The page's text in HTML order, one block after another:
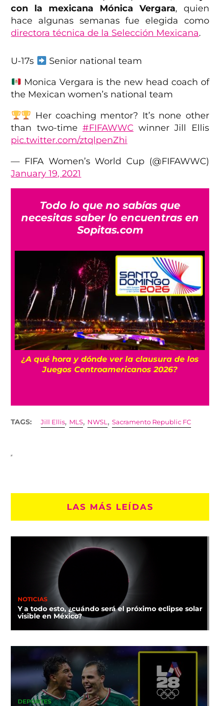
con la mexicana Mónica Vergara, quien
hace algunas semanas fue elegida como
directora técnica de la Selección Mexicana.
U-17s
Senior national team
Monica Vergara is the new head coach of
the Mexican women’s national team
Her coaching mentor? It’s none other
than two-time #FIFAWWC winner Jill Ellis
pic.twitter.com/ztqlpenZhi
— FIFA Women’s World Cup (@FIFAWWC)
January 19, 2021
Todo lo que no sabías que
necesitas saber lo encuentras en
Sopitas.com
¿A qué hora y dónde ver la clausura de los
Juegos Centroamericanos 2026?
TAGS: Jill Ellis, MLS, NWSL ,Sacramento Republic FC
LAS MÁS LEÍDAS
NOTICIAS
Y a todo esto, ¿cuándo será el próximo eclipse solar
visible en México?
DEPORTES